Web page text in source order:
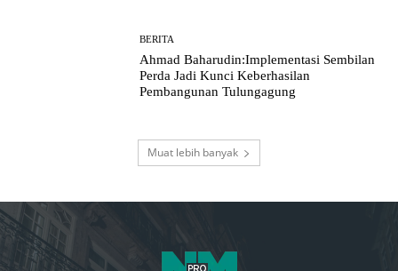
BERITA
Ahmad Baharudin:Implementasi Sembilan
Perda Jadi Kunci Keberhasilan
Pembangunan Tulungagung
Muat lebih banyak